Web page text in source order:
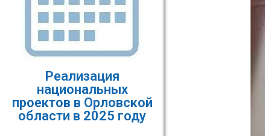
Реализация
национальных
проектов в Орловской
области в 2025 году